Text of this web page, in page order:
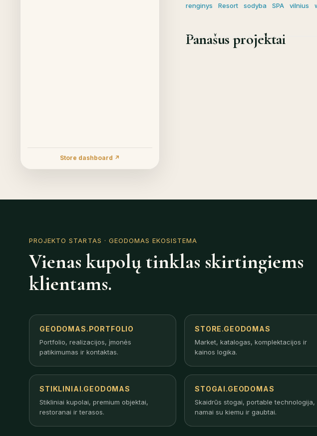
Store dashboard ↗
renginys
Resort sodyba SPA vilnius
Panašus projektai
PROJEKTO STARTAS · GEODOMAS EKOSISTEMA
Vienas kupolų tinklas skirtingiems
klientams.
GEODOMAS.PORTFOLIO
Portfolio, realizacijos, įmonės
patikimumas ir kontaktas.
STORE.GEODOMAS
Market, katalogas, komplektacijos ir
kainos logika.
STIKLINIAI.GEODOMAS
Stikliniai kupolai, premium objektai,
restoranai ir terasos.
STOGAI.GEODOMAS
Skaidrūs stogai, portable technologija,
namai su kiemu ir gaubtai.